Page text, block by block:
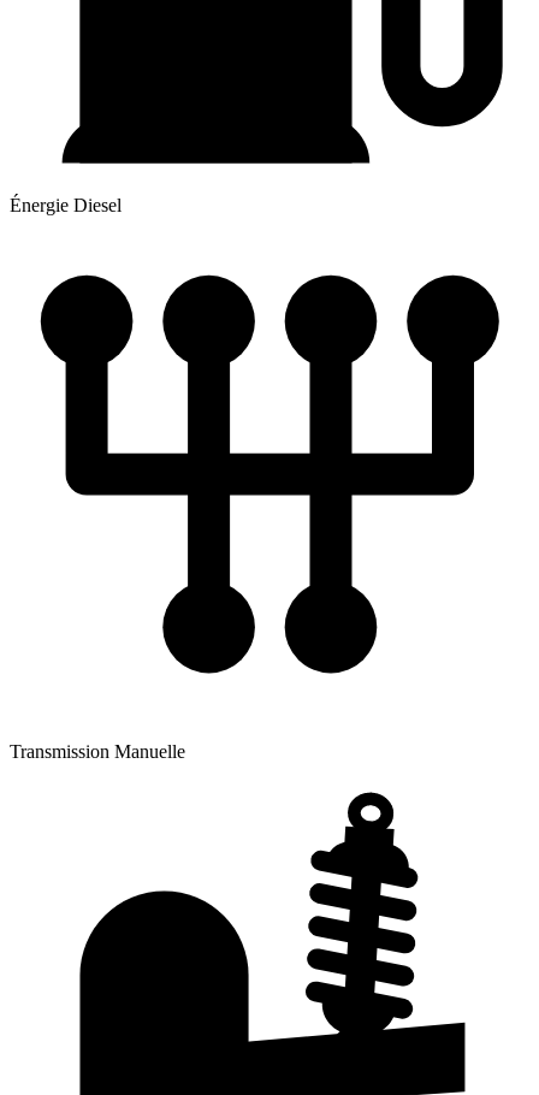
Énergie Diesel
Transmission Manuelle